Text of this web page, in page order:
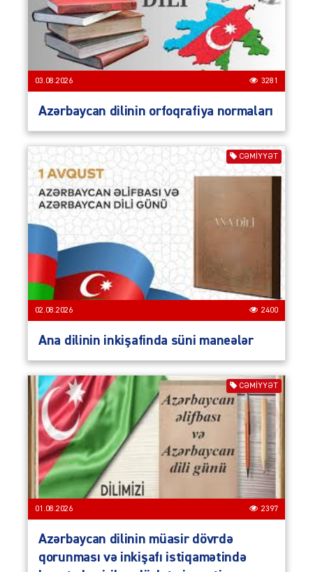
03.08.2026 3281
Azərbaycan dilinin orfoqrafiya normaları
CƏMIYYƏT
02.08.2026 2400
Ana dilinin inkişafinda süni maneələr
CƏMIYYƏT
01.08.2026 2397
Azərbaycan dilinin müasir dövrdə
qorunması və inkişafı istiqamətində